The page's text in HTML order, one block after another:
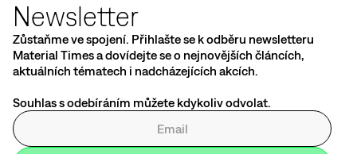
Newsletter
Zůstaňme ve spojení. Přihlašte se k odběru newsletteru
Material Times a dovídejte se o nejnovějších článcích,
aktuálních tématech i nadcházejících akcích.
Souhlas s odebíráním můžete kdykoliv odvolat.